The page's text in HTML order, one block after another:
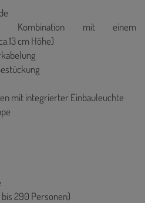
Kombination mit einem
cm Höhe)
mit integrierter Einbauleuchte
290 Personen)